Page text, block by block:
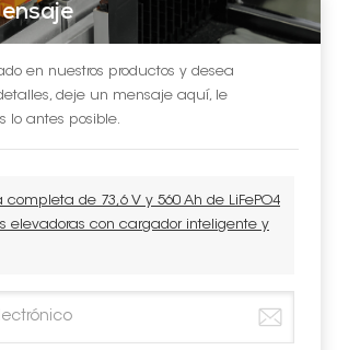
en nuestros productos y desea
deje un mensaje aquí, le
lo antes posible.
completa de 73,6 V y 560 Ah de LiFePO4
elevadoras con cargador inteligente y